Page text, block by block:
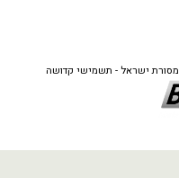
מסורת ישראל - תשמישי קדושה